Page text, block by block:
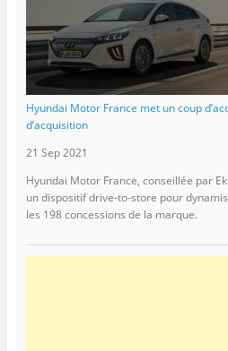
Hyundai Motor France met un coup
d’acquisition
21 Sep 2021
Hyundai Motor France, conseillée par
un dispositif drive-to-store pour
les 198 concessions de la marque.